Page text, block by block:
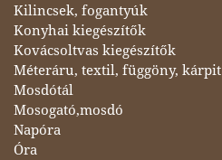
Kilincsek, fogantyúk
Konyhai kiegészítők
Kovácsoltvas kiegészítők
Méteráru, textil, függöny, kárpit
Mosdótál
Mosogató,mosdó
Napóra
Óra